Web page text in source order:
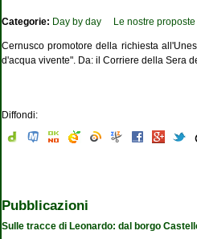
Categorie: Day by day Le nostre proposte
Cernusco promotore della richiesta
d'acqua vivente". Da: il Corriere della Sera
Diffondi:
Pubblicazioni
Sulle tracce di Leonardo: dal borgo